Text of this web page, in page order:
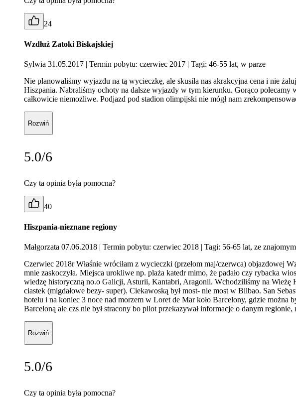
24
Wzdłuż Zatoki Biskajskiej
Sylwia 31.05.2017 | Termin pobytu: czerwiec 2017 | Tagi: 46-55 lat, w parze
Nie planowaliśmy wyjazdu na tą wycieczkę, ale skusiła nas akrakcyjna cena i nie
Hiszpania. Nabraliśmy ochoty na dalsze wyjazdy w tym kierunku. Gorąco
całkowicie niemożliwe. Podjazd pod stadion olimpijski nie mógł nam
Rozwiń
5.0/6
Czy ta opinia była pomocna?
40
Hiszpania-nieznane regiony
Małgorzata 07.06.2018 | Termin pobytu: czerwiec 2018 | Tagi: 56-65 lat, ze
Czerwiec 2018r Właśnie wróciłam z wycieczki (przełom maj/czerwca) objazdowej
mnie zaskoczyła. Miejsca urokliwe np. plaża katedr mimo, że padało czy rybacka
wiedzę historyczną no.o Galicji, Asturii, Kantabri, Aragonii. Wchodziliśmy na Wieżę
ciastek (migdałowe bezy- super). Ciekawoską był most- nie most w Bilbao. San
hotelu i na koniec 3 noce nad morzem w Loret de Mar koło Barcelony, gdzie można
Barceloną ale czs nie był stracony bo pilot przekazywał informacje o danym
Rozwiń
5.0/6
Czy ta opinia była pomocna?